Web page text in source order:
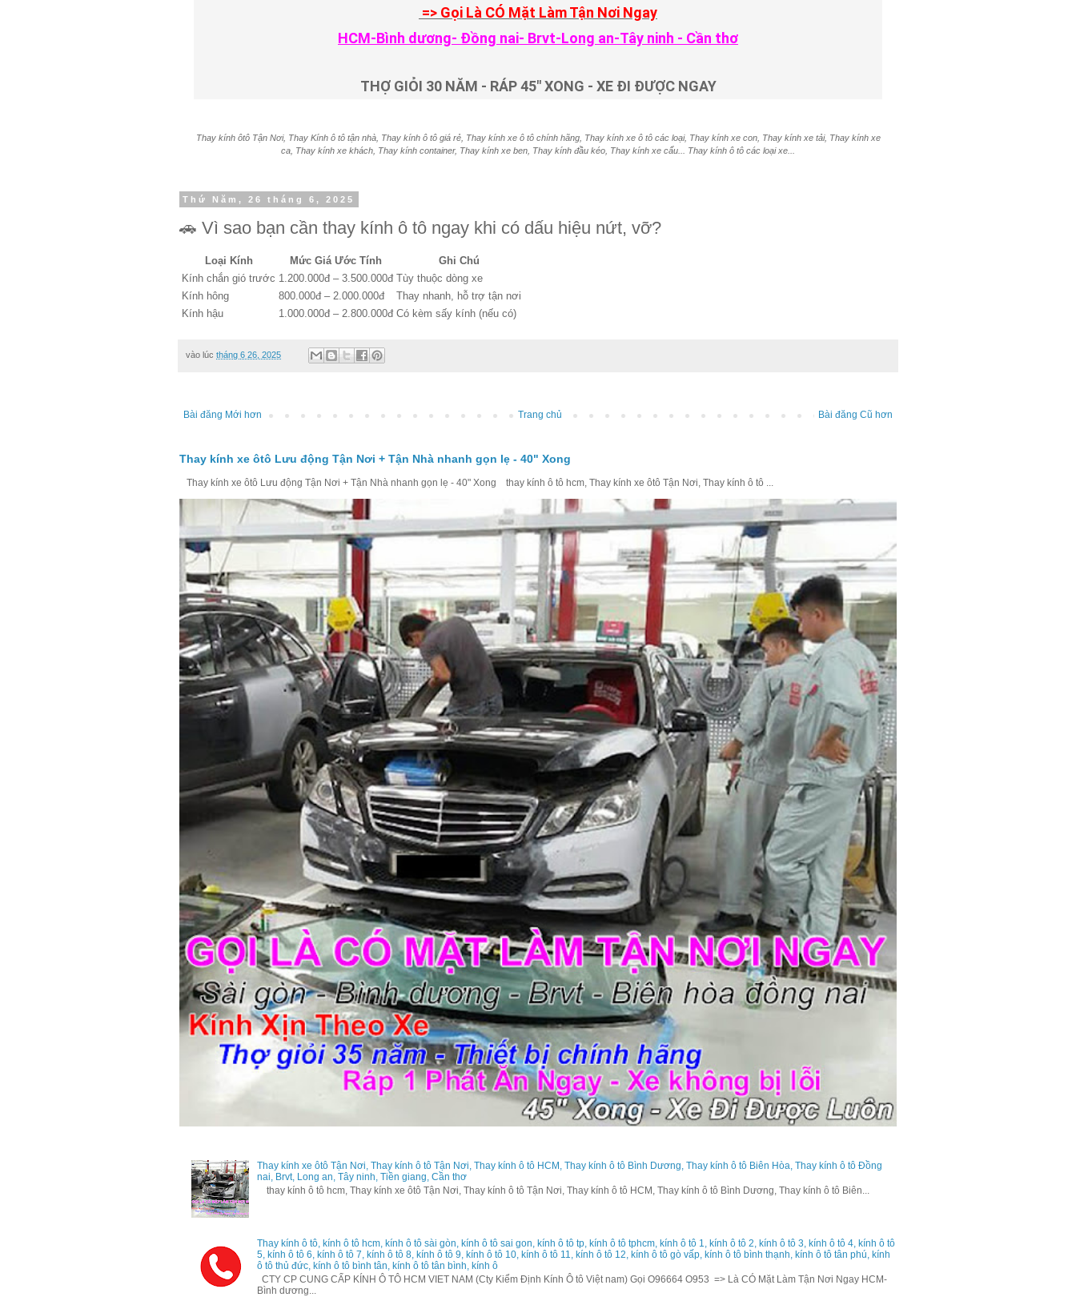
=> Gọi Là CÓ Mặt Làm Tận Nơi Ngay
HCM-Bình dương- Đồng nai- Brvt-Long an-Tây ninh - Cần thơ
THỢ GIỎI 30 NĂM - RÁP 45" XONG - XE ĐI ĐƯỢC NGAY
Thay kính ôtô Tận Nơi, Thay Kính ô tô tận nhà, Thay kính ô tô giá rẻ, Thay kính xe ô tô chính hãng, Thay kính xe ô tô các loại, Thay kính xe con, Thay kính xe tải, Thay kính xe
ca, Thay kính xe khách, Thay kính container, Thay kính xe ben, Thay kính đầu kéo, Thay kính xe cẩu... Thay kính ô tô các loại xe...
Thứ Năm, 26 tháng 6, 2025
🚗 Vì sao bạn cần thay kính ô tô ngay khi có dấu hiệu nứt, vỡ?
Loại Kính Mức Giá Ước Tính
Ghi Chú
Kính chắn gió trước 1.200.000đ – 3.500.000đ Tùy thuộc dòng xe
Kính hông
800.000đ – 2.000.000đ
Thay nhanh, hỗ trợ tận nơi
Kính hậu
1.000.000đ – 2.800.000đ Có kèm sấy kính (nếu có)
vào lúc tháng 6 26, 2025
Bài đăng Mới hơn Bài đăng Cũ hơn
Trang chủ
Thay kính xe ôtô Lưu động Tận Nơi + Tận Nhà nhanh gọn lẹ - 40" Xong
Thay kính xe ôtô Lưu động Tận Nơi + Tận Nhà nhanh gọn lẹ - 40" Xong thay kính ô tô hcm, Thay kính xe ôtô Tận Nơi, Thay kính ô tô ...
Thay kính xe ôtô Tận Nơi, Thay kính ô tô Tận Nơi, Thay kính ô tô HCM, Thay kính ô tô Bình Dương, Thay kính ô tô Biên Hòa, Thay kính ô tô Đồng
nai, Brvt, Long an, Tây ninh, Tiền giang, Cần thơ
thay kính ô tô hcm, Thay kính xe ôtô Tận Nơi, Thay kính ô tô Tận Nơi, Thay kính ô tô HCM, Thay kính ô tô Bình Dương, Thay kính ô tô Biên...
Thay kính ô tô, kính ô tô hcm, kính ô tô sài gòn, kính ô tô sai gon, kính ô tô tp, kính ô tô tphcm, kính ô tô 1, kính ô tô 2, kính ô tô 3, kính ô tô 4, kính ô tô
5, kính ô tô 6, kính ô tô 7, kính ô tô 8, kính ô tô 9, kính ô tô 10, kính ô tô 11, kính ô tô 12, kính ô tô gò vấp, kính ô tô bình thạnh, kính ô tô tân phú, kính
ô tô thủ đức, kính ô tô bình tân, kính ô tô tân bình, kính ô
CTY CP CUNG CẤP KÍNH Ô TÔ HCM VIET NAM (Cty Kiểm Định Kính Ô tô Việt nam) Gọi O96664 O953 => Là CÓ Mặt Làm Tận Nơi Ngay HCM-
Bình dương...